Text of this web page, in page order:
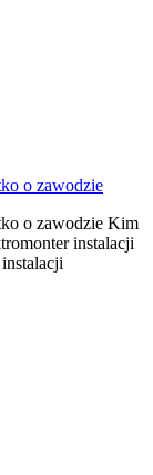
o zawodzie
o zawodzie Kim
instalacji